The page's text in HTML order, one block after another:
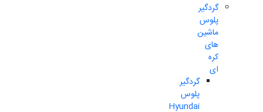
گردگیر
پلوس
ماشین
های
کره
ای
گردگیر
پلوس
Hyundai